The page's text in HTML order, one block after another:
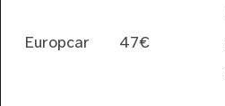
Europcar 47€